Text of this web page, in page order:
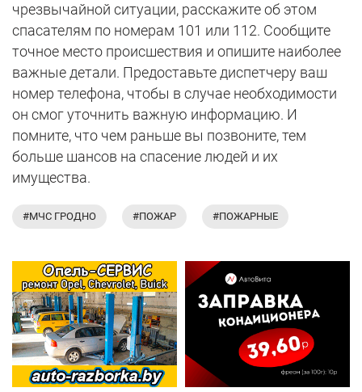
чрезвычайной ситуации, расскажите об этом
спасателям по номерам 101 или 112. Сообщите
точное место происшествия и опишите наиболее
важные детали. Предоставьте диспетчеру ваш
номер телефона, чтобы в случае необходимости
он смог уточнить важную информацию. И
помните, что чем раньше вы позвоните, тем
больше шансов на спасение людей и их
имущества.
#МЧС ГРОДНО #ПОЖАР #ПОЖАРНЫЕ